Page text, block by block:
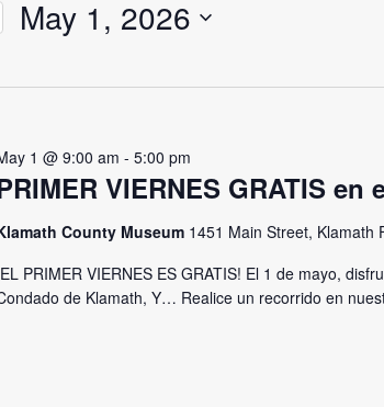
May 1, 2026
date.
VIERNES GRATIS
1 @ 9:00 am - 5:00 pm
County Museum 1451 Main Street, Klamath
PRIMER VIERNES ES GRATIS! El 1 de mayo,
de Klamath, Y… Realice un recorrido en